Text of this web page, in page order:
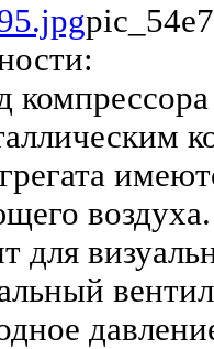
воздуха.